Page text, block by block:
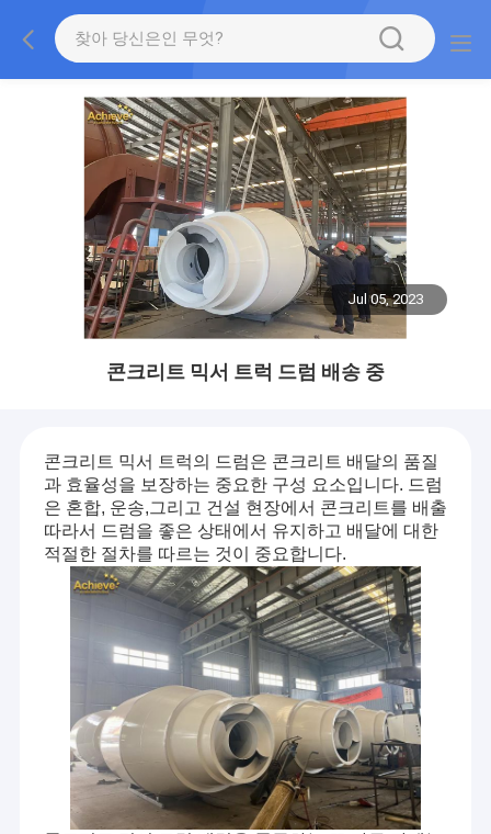
Jul 05, 2023
콘크리트 믹서 트럭 드럼 배송 중
콘크리트 믹서 트럭의 드럼은 콘크리트 배달의 품질
과 효율성을 보장하는 중요한 구성 요소입니다. 드럼
은 혼합, 운송,그리고 건설 현장에서 콘크리트를 배출
따라서 드럼을 좋은 상태에서 유지하고 배달에 대한
적절한 절차를 따르는 것이 중요합니다.